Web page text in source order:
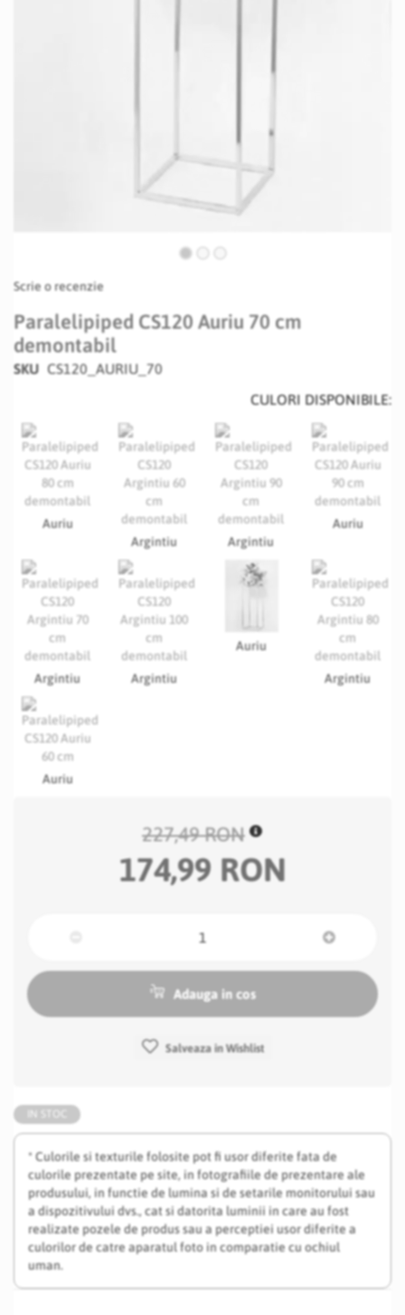
to
beginning
of
the
Scrie o recenzie
Paralelipiped CS120 Auriu 70 cm
demontabil
SKU CS120_AURIU_70
* Culorile si texturile folosite pot fi usor diferite fata de
culorile prezentate pe site, in fotografiile de prezentare ale
produsului, in functie de lumina si de setarile monitorului sau
a dispozitivului dvs., cat si datorita luminii in care au fost
realizate pozele de produs sau a perceptiei usor diferite a
culorilor de catre aparatul foto in comparatie cu ochiul
uman.
CULORI DISPONIBILE:
Auriu
Argintiu
Argintiu
Auriu
Argintiu Argintiu
Auriu
Argintiu
Auriu
227,49 RON
174,99 RON
Adauga in cos
Salveaza in Wishlist